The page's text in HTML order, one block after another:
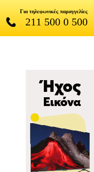
Για τηλεφωνικές παραγγελίες
211 500 0 500